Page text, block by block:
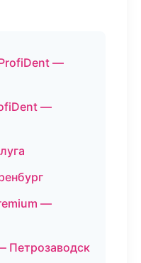
—
—
—
Петрозаводск